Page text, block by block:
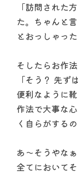
「訪問された
た。ちゃんと
とおっしゃっ
そしたらお作
「そう？ 先ず
便利なように
作法で大事な
く自らがするの
あ〜そうやな
全てにおいて